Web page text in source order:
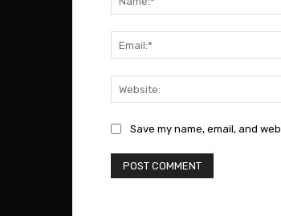
Save my name, email, and